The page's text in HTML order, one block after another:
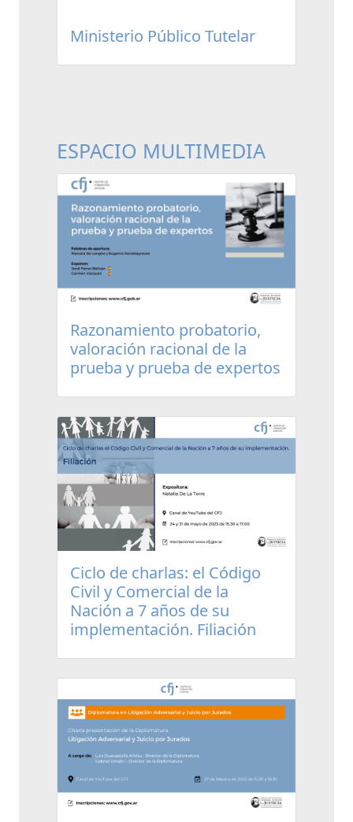
Ministerio Público Tutelar
ESPACIO MULTIMEDIA
Razonamiento probatorio,
valoración racional de la
prueba y prueba de expertos
Ciclo de charlas: el Código
Civil y Comercial de la
Nación a 7 años de su
implementación. Filiación